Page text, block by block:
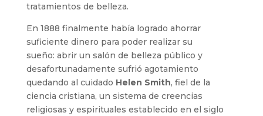
tratamientos de belleza.
En 1888 finalmente había logrado ahorrar
suficiente dinero para poder realizar su
sueño: abrir un salón de belleza público y
desafortunadamente sufrió agotamiento
quedando al cuidado Helen Smith, fiel de la
ciencia cristiana, un sistema de creencias
religiosas y espirituales establecido en el siglo